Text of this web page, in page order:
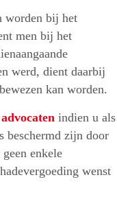
worden bij het
men bij het
werd, dient daarbij
kan worden.
indien u als
beschermd zijn door
enkele
wenst